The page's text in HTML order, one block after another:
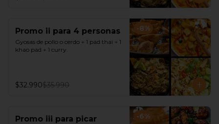
-8%
Promo ii para 4 personas
Gyosas de pollo o cerdo + 1 pad thai + 1
khao pad + 1 curry.
$32.990$35.990
-6%
Promo iii para picar